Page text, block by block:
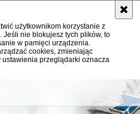
użytkownikom korzystanie z
Jeśli nie blokujesz tych plików, to
w pamięci urządzenia.
cookies, zmieniając
przeglądarki oznacza